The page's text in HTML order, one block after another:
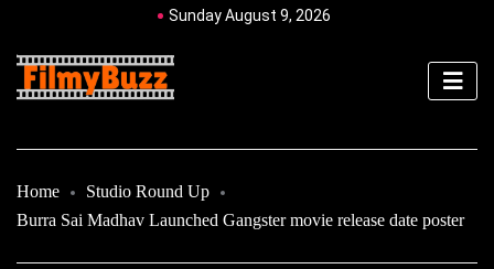
Sunday August 9, 2026
Home
Studio Round Up
Burra Sai Madhav Launched Gangster movie release date poster